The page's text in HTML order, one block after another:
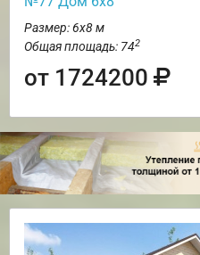
Размер: 6х8 м
Общая площадь: 742
от 1724200